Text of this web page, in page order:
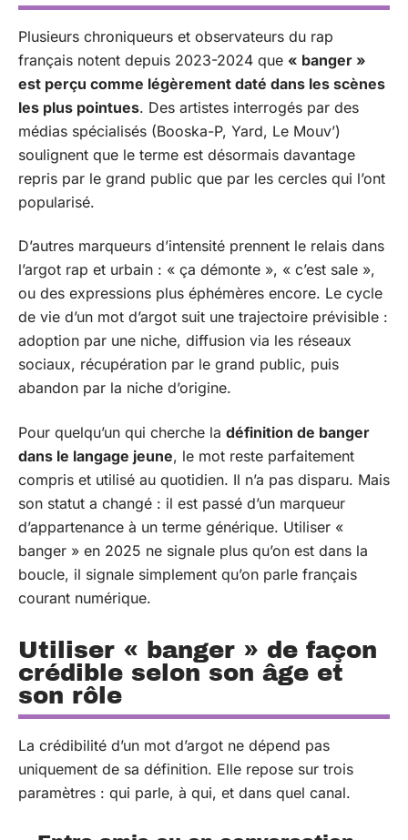
Plusieurs chroniqueurs et observateurs du rap
français notent depuis 2023-2024 que « banger »
est perçu comme légèrement daté dans les scènes
les plus pointues. Des artistes interrogés par des
médias spécialisés (Booska-P, Yard, Le Mouv’)
soulignent que le terme est désormais davantage
repris par le grand public que par les cercles qui l’ont
popularisé.
D’autres marqueurs d’intensité prennent le relais dans
l’argot rap et urbain : « ça démonte », « c’est sale »,
ou des expressions plus éphémères encore. Le cycle
de vie d’un mot d’argot suit une trajectoire prévisible :
adoption par une niche, diffusion via les réseaux
sociaux, récupération par le grand public, puis
abandon par la niche d’origine.
Pour quelqu’un qui cherche la définition de banger
dans le langage jeune, le mot reste parfaitement
compris et utilisé au quotidien. Il n’a pas disparu. Mais
son statut a changé : il est passé d’un marqueur
d’appartenance à un terme générique. Utiliser «
banger » en 2025 ne signale plus qu’on est dans la
boucle, il signale simplement qu’on parle français
courant numérique.
Utiliser « banger » de façon
crédible selon son âge et
son rôle
La crédibilité d’un mot d’argot ne dépend pas
uniquement de sa définition. Elle repose sur trois
paramètres : qui parle, à qui, et dans quel canal.